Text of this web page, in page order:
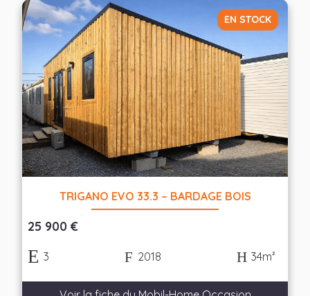
EN STOCK
TRIGANO EVO 33.3 – BARDAGE BOIS
25 900 €
3 2018 34m²